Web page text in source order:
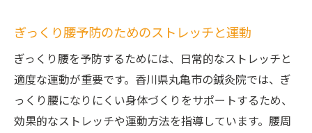
ぎっくり腰予防のためのストレッチと運動
ぎっくり腰を予防するためには、日常的なストレッチと
適度な運動が重要です。香川県丸亀市の鍼灸院では、ぎ
っくり腰になりにくい身体づくりをサポートするため、
効果的なストレッチや運動方法を指導しています。腰周